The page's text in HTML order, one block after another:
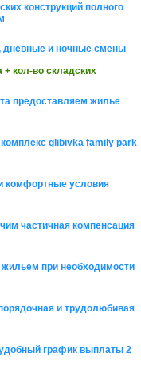
конструкций полного
дневные и ночные смены
+ кол-во складских
предоставляем жилье
glibivka family park
комфортные условия
частичная компенсация
при необходимости
и трудолюбивая
график выплаты 2